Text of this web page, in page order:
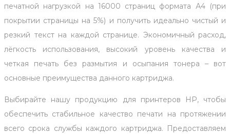
печатной нагрузкой на 16000 страниц формата А4 (при
покрытии страницы на 5%) и получить идеально чистый и
резкий текст на каждой странице. Экономичный расход,
лёгкость использования, высокий уровень качества и
четкая печать без размытия и осыпания тонера – вот
основные преимущества данного картриджа.
Выбирайте нашу продукцию для принтеров HP, чтобы
обеспечить стабильное качество печати на протяжении
всего срока службы каждого картриджа. Предоставляем